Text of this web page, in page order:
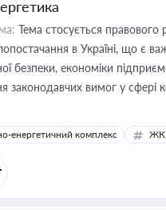
Тема стосується правового
в Україні, що є
безпеки, економіки
законодавчих вимог у сфері
енергетичний комплекс